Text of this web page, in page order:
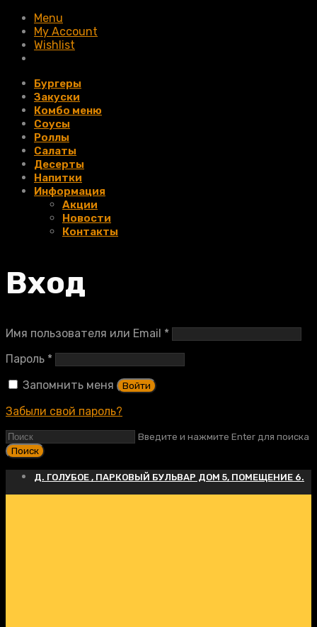
Menu
My Account
Wishlist
Бургеры
Закуски
Комбо меню
Соусы
Роллы
Салаты
Десерты
Напитки
Информация
Акции
Новости
Контакты
Вход
Имя пользователя или Email *Обязательно
Пароль *Обязательно
Запомнить меня
Войти
Забыли свой пароль?
Введите и нажмите Enter для поиска
Д. ГОЛУБОЕ , ПАРКОВЫЙ БУЛЬВАР ДОМ 5, ПОМЕЩЕНИЕ 6.